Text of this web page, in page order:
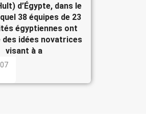
d’Égypte, dans le
38 équipes de 23
égyptiennes ont
des idées novatrices
visant à a